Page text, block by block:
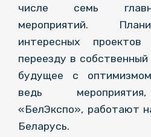
числе семь
мероприятий.
интересных
переезду в
будущее с
ведь
«БелЭкспо», работают
Беларусь.